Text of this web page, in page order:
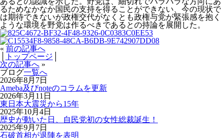
るためなかなか国民の支持を得ることができない、今の現状で
は期待できないが政権交代がなくとも政権与党が緊張感を抱く
ような環境を野党は作るべきであるとの持論を展開した。
« 前の記事へ
トップページ
次の記事へ »
ブログ一覧へ
2026年8月7日
Ameba及びnoteのコラムを更新
2026年3月11日
東日本大震災から15年
2025年10月4日
歴史が動いた日、自民党初の女性総裁誕生！
2025年9月7日
石破首相が退陣を表明